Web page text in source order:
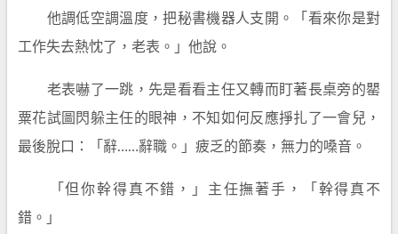
他調低空調溫度，把秘書機器人支開。「看來你是對
工作失去熱忱了，老表。」他說。
老表嚇了一跳，先是看看主任又轉而盯著長桌旁的罌
粟花試圖閃躲主任的眼神，不知如何反應掙扎了一會兒，
最後脫口：「辭……辭職。」疲乏的節奏，無力的嗓音。
「但你幹得真不錯，」主任撫著手，「幹得真不
錯。」